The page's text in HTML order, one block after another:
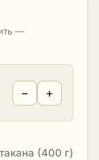
—
− +
(400 г)